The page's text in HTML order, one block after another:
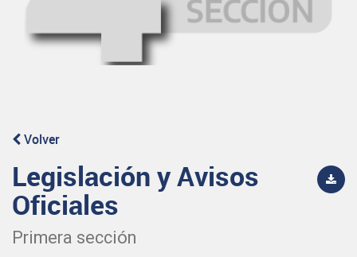
Volver
Legislación y Avisos
Oficiales
Primera sección